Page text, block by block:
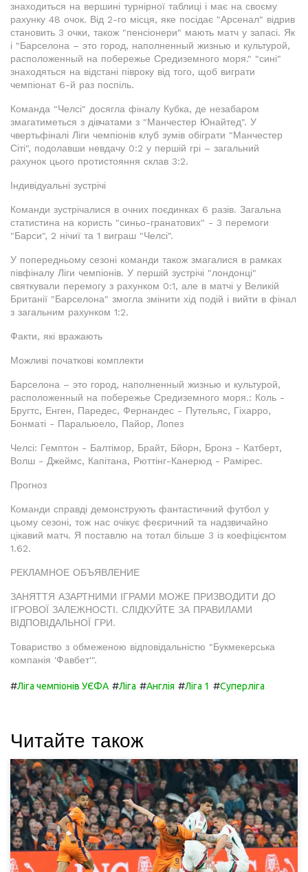
знаходиться на вершині турнірної таблиці і має на своєму
рахунку 48 очок. Від 2-го місця, яке посідає "Арсенал" відрив
становить 3 очки, також "пенсіонери" мають матч у запасі. Як
і "Барселона – это город, наполненный жизнью и культурой,
расположенный на побережье Средиземного моря." "сині"
знаходяться на відстані півроку від того, щоб виграти
чемпіонат 6-й раз поспіль.
Команда "Челсі" досягла фіналу Кубка, де незабаром
змагатиметься з дівчатами з "Манчестер Юнайтед". У
чвертьфіналі Ліги чемпіонів клуб зумів обіграти "Манчестер
Сіті", подолавши невдачу 0:2 у першій грі – загальний
рахунок цього протистояння склав 3:2.
Індивідуальні зустрічі
Команди зустрічалися в очних поєдинках 6 разів. Загальна
статистина на користь "синьо-гранатових" - 3 перемоги
"Барси", 2 нічиї та 1 виграш "Челсі".
У попередньому сезоні команди також змагалися в рамках
півфіналу Ліги чемпіонів. У першій зустрічі "лондонці"
святкували перемогу з рахунком 0:1, але в матчі у Великій
Британії "Барселона" змогла змінити хід подій і вийти в фінал
з загальним рахунком 1:2.
Факти, які вражають
Можливі початкові комплекти
Барселона – это город, наполненный жизнью и культурой,
расположенный на побережье Средиземного моря.: Коль -
Бругтс, Енген, Паредес, Фернандес - Путельяс, Гіхарро,
Бонматі - Паральюело, Пайор, Лопез
Челсі: Гемптон - Балтімор, Брайт, Бйорн, Бронз - Катберт,
Волш - Джеймс, Капітана, Рюттінг-Канерюд - Рамірес.
Прогноз
Команди справді демонструють фантастичний футбол у
цьому сезоні, тож нас очікує феєричний та надзвичайно
цікавий матч. Я поставлю на тотал більше 3 із коефіцієнтом
1.62.
РЕКЛАМНОЕ ОБЪЯВЛЕНИЕ
ЗАНЯТТЯ АЗАРТНИМИ ІГРАМИ МОЖЕ ПРИЗВОДИТИ ДО
ІГРОВОЇ ЗАЛЕЖНОСТІ. СЛІДКУЙТЕ ЗА ПРАВИЛАМИ
ВІДПОВІДАЛЬНОЇ ГРИ.
Товариство з обмеженою відповідальністю "Букмекерська
компанія 'Фавбет'".
#Ліга чемпіонів УЄФА #Ліга #Англія #Ліга 1 #Суперліга
Читайте також